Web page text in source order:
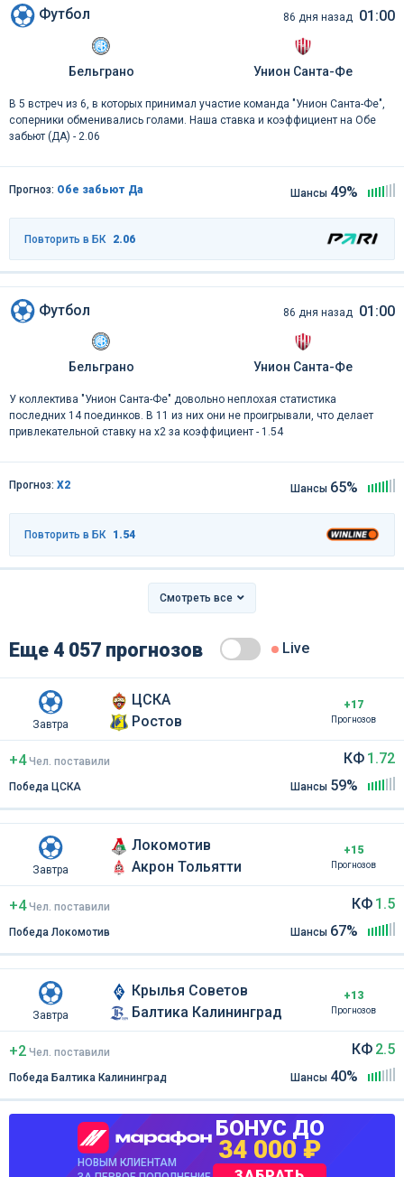
Футбол 86 дня назад 01:00
Бельграно Унион Санта-Фе
В 5 встреч из 6, в которых принимал участие команда "Унион Санта-Фе",
соперники обменивались голами. Наша ставка и коэффициент на Обе
забьют (ДА) - 2.06
Прогноз: Обе забьют Да Шансы 49%
Повторить в БК 2.06
Футбол 86 дня назад 01:00
Бельграно Унион Санта-Фе
У коллектива "Унион Санта-Фе" довольно неплохая статистика
последних 14 поединков. В 11 из них они не проигрывали, что делает
привлекательной ставку на x2 за коэффициент - 1.54
Прогноз: Х2 Шансы 65%
Повторить в БК 1.54
Смотреть все
Еще 4 057 прогнозов Live
Завтра
ЦСКА
Ростов
+17
Прогнозов
+4 Чел. поставили
Победа ЦСКА
КФ 1.72
Шансы 59%
Завтра
Локомотив
Акрон Тольятти
+15
Прогнозов
+4 Чел. поставили
Победа Локомотив
КФ 1.5
Шансы 67%
Завтра
Крылья Советов
Балтика Калининград
+13
Прогнозов
+2 Чел. поставили
Победа Балтика Калининград
КФ 2.5
Шансы 40%
НОВЫМ КЛИЕНТАМ
БОНУС ДО
34 000 ₽